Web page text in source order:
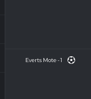
Everts Mote - 1